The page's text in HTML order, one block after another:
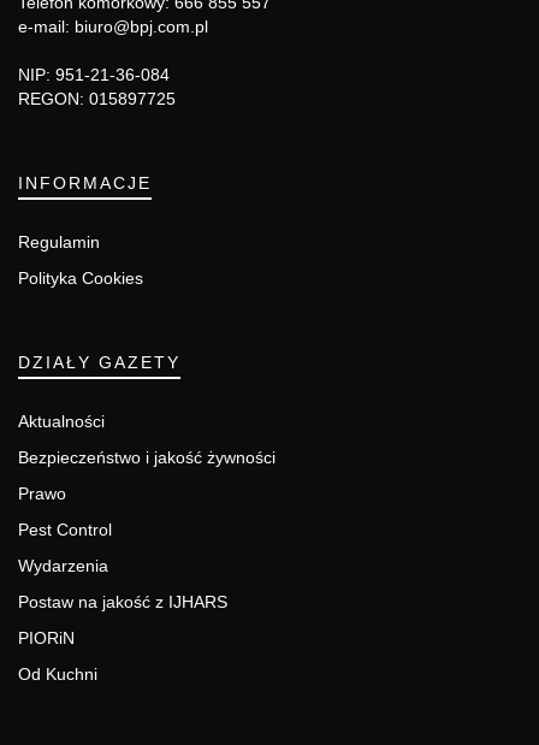
e-mail: biuro@bpj.com.pl
NIP: 951-21-36-084
REGON: 015897725
INFORMACJE
Regulamin
Polityka Cookies
DZIAŁY GAZETY
Aktualności
Bezpieczeństwo i jakość żywności
Prawo
Pest Control
Wydarzenia
Postaw na jakość z IJHARS
PIORiN
Od Kuchni